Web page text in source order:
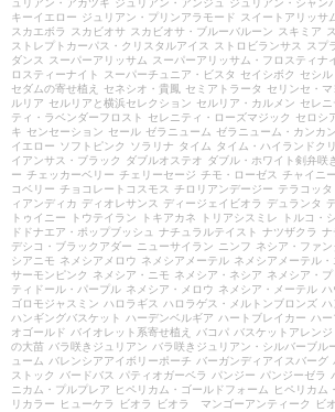
ュリアン・アカツキ ジュリアン・アンジュ ジュリアン・シャン
キーイエロー ジュリアン・プリンアラモード スイートアリッサ
スカエボラ
スカビオサ スカビオサ・ブルーバルーン スキミア
ストレプトカーパス・クリスタルアイス
ストロビランサス スプ
ダンス
スーパーアリッサム スーパーアリッサム・フロスティナ
ロスティーナイト
スーパーチュニア・ビスタ セイシボク セシ
セダムの寄せ植え
セネシオ・貴鳳 セミアトラータ セリンセ・
ルリア セルリアと横浜セレクション セルリア・カルメン セレ
ティ・ラベンダーフロスト
セレニティ・ローズマジック セロシ
キ センセーション セール ゼラニューム ゼラニューム・カンカン
イエロー ソフトピンク ソラリナ タイム タイム・ハイランドク
イアンサス・ブラック
ダブルオステオ ダブル・ホワイト剣弁咲
ー チェッカーベリー チェリーセージ チモ・ローゼス チャイニ
コベリー チョコレートコスモス チロリアンデージー テラコッタ
ィアンディカ ディオレサンス ディージェイビオラ デュランタ
トゥイニー
トウテイラン トキアカネ トリアシスミレ トルコ・
ドドナエア・ポップブッシュ
ナチュラルテイスト ナツザクラ ナ
デシコ・ブラックアダー
ニューサイラン ニンフ ネシア・ファ
シアニモ ネメシアメロウ ネメシアメーテル ネメシアメーテル・
サーモンピンク
ネメシア・ニモ ネメシア・ネシア ネメシア・
ティドール・パープル ネメシア・メロウ ネメシア・メーテル
ゴロモジャスミン ハロラギス ハロラゲス・メルトンブロンズ
ハンギングバスケット
ハーデンベルギア ハートブレイカー ハー
オゴールド バイオレット系寄せ植え バコパ バスケットアレンジ
の大苗 バラ咲きジュリアン バラ咲きジュリアン・シルバーブル
ューム バレンシアアイボリーポーチ バーガンディアイスバーグ
ストック
バードバス パティオガーベラ パンジー パンジーゼラ
ニカム・プルプレア
ヒペリカム・ゴールドフォーム ヒペリカム
リカラー
ヒューケラ ビオラ ビオラ マンゴーアンティーク ビ